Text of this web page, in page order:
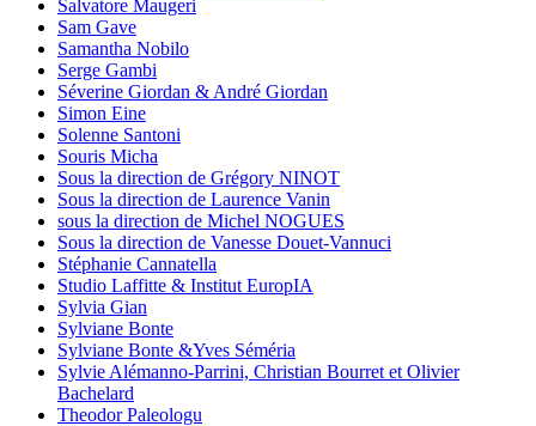
Salvatore Maugeri
Sam Gave
Samantha Nobilo
Serge Gambi
Séverine Giordan & André Giordan
Simon Eine
Solenne Santoni
Souris Micha
Sous la direction de Grégory NINOT
Sous la direction de Laurence Vanin
sous la direction de Michel NOGUES
Sous la direction de Vanesse Douet-Vannuci
Stéphanie Cannatella
Studio Laffitte & Institut EuropIA
Sylvia Gian
Sylviane Bonte
Sylviane Bonte &Yves Séméria
Sylvie Alémanno-Parrini, Christian Bourret et Olivier
Bachelard
Theodor Paleologu